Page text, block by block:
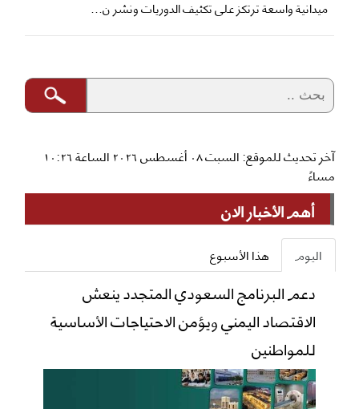
ميدانية واسعة ترتكز على تكثيف الدوريات ونشر ن...
آخر تحديث للموقع: السبت ٠٨ أغسطس ٢٠٢٦ الساعة ١٠:٢٦
مساءً
أهم الأخبار الان
اليوم هذا الأسبوع
دعم البرنامج السعودي المتجدد ينعش
الاقتصاد اليمني ويؤمن الاحتياجات الأساسية
للمواطنين